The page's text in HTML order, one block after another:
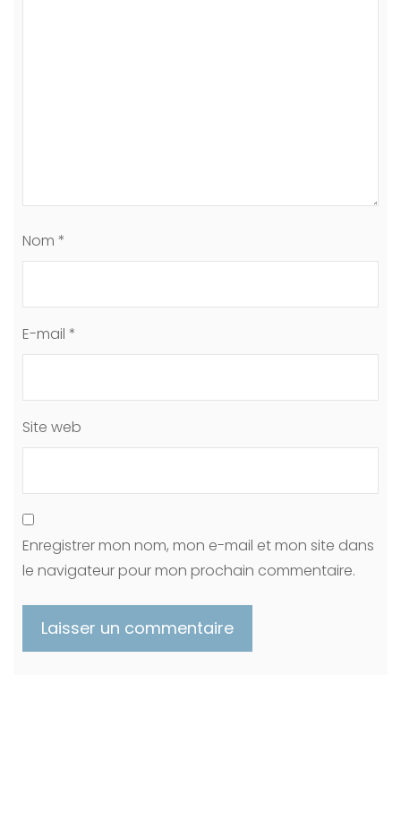
Nom *
E-mail *
Site web
Enregistrer mon nom, mon e-mail et mon site dans
le navigateur pour mon prochain commentaire.